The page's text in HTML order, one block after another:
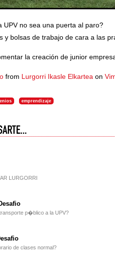
UPV no sea una puerta al paro?
y bolsas de trabajo de cara a las
la creación de junior
from Lurgorri Ikasle Elkartea on
emprendizaje
LURGORRI
p�blico a la UPV?
de clases normal?